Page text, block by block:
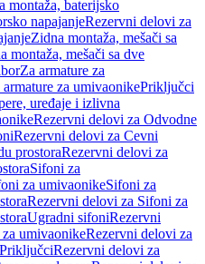
montaža, baterijsko
napajanjeRezervni delovi za
Zidna montaža, mešači sa
montaža, mešači sa dve
Za armature za
za umivaonikePriključci
uređaje i izlivna
Rezervni delovi za Odvodne
Rezervni delovi za Cevni
prostoraRezervni delovi za
Sifoni za
za umivaonikeSifoni za
Rezervni delovi za Sifoni za
Ugradni sifoniRezervni
umivaonikeRezervni delovi za
PriključciRezervni delovi za